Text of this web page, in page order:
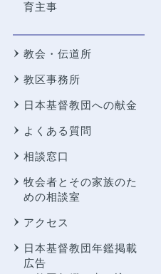
育主事
教会・伝道所
教区事務所
日本基督教団への献金
よくある質問
相談窓口
牧会者とその家族のた
めの相談室
アクセス
日本基督教団年鑑掲載
広告